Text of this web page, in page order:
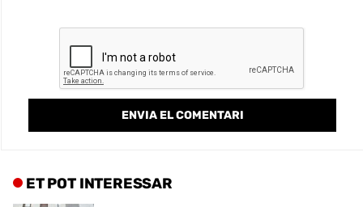
ET POT INTERESSAR